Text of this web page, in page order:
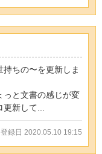
ちの〜を更新しま
っと文書の感じが変
新して...
登録日 2020.05.10 19:15